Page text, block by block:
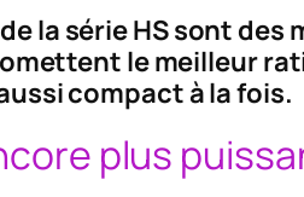
de la série HS sont
le meilleur
compact à la fois.
plus